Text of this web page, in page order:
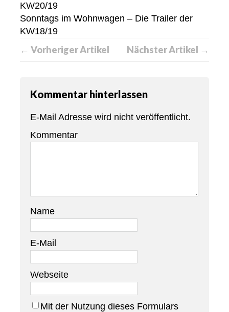
KW20/19
Sonntags im Wohnwagen – Die Trailer der
KW18/19
← Vorheriger Artikel Nächster Artikel →
Kommentar hinterlassen
E-Mail Adresse wird nicht veröffentlicht.
Kommentar
Name
E-Mail
Webseite
Mit der Nutzung dieses Formulars